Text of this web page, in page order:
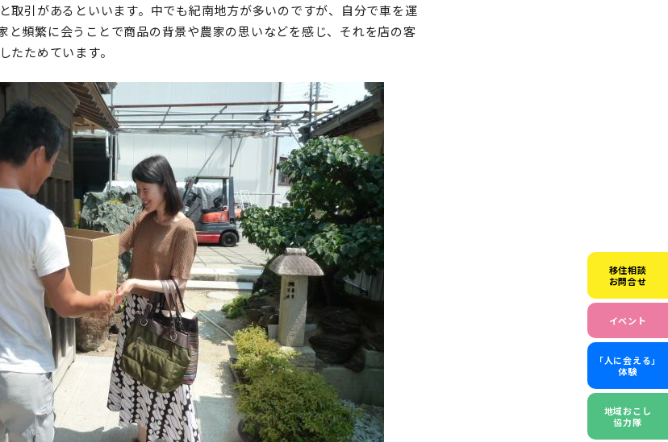
移住相談
お問合せ
イベント
「人に会える」
体験
地域おこし
協力隊
取引があるといいます。中でも紀南地方が多いのですが、自分で車を運
と頻繁に会うことで商品の背景や農家の思いなどを感じ、それを店の客
たためています。